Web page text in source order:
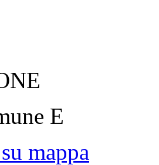
E
mappa